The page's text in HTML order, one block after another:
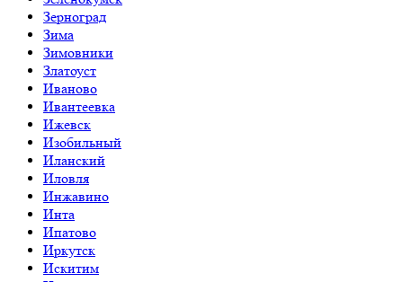
Зерноград
Зима
Зимовники
Златоуст
Иваново
Ивантеевка
Ижевск
Изобильный
Иланский
Иловля
Инжавино
Инта
Ипатово
Иркутск
Искитим